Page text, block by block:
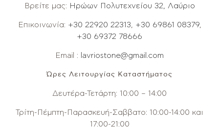
Βρείτε μας: Ηρώων Πολυτεχνείου 32, Λαύριο
Επικοινωνία: +30 22920 22313 +30 69861 08379,
+30 69372 78666
Email : lavriostone@gmail.com
Ώρες Λειτουργίας Καταστήματος
Δευτέρα-Τετάρτη: 10:00 – 14:00
Τρίτη-Πέμπτη-Παρασκευή-Σαββατο: 10:00-14:00 και
17:00-21:00